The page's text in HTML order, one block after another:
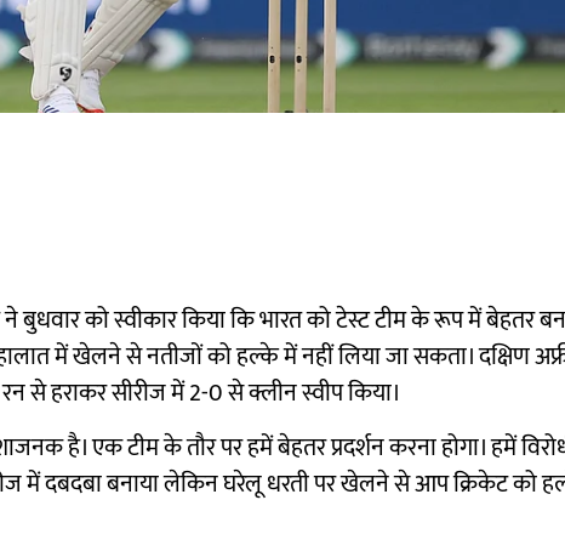
बुधवार को स्वीकार किया कि भारत को टेस्ट टीम के रूप में बेहतर
में खेलने से नतीजों को हल्के में नहीं लिया जा सकता। दक्षिण
से हराकर सीरीज में 2-0 से क्लीन स्वीप किया।
है। एक टीम के तौर पर हमें बेहतर प्रदर्शन करना होगा। हमें
में दबदबा बनाया लेकिन घरेलू धरती पर खेलने से आप क्रिकेट को